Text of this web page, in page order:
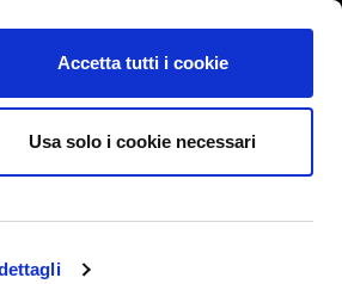
Accetta tutti i cookie
Usa solo i cookie necessari
International/漢語, 汉语